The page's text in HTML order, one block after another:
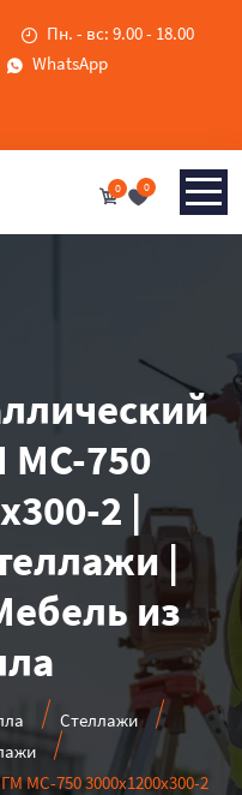
Пн. - вс: 9.00 - 18.00
WhatsApp
0 0
МС-750
2 |
|
из
Стеллажи
МС-750 3000x1200x300-2